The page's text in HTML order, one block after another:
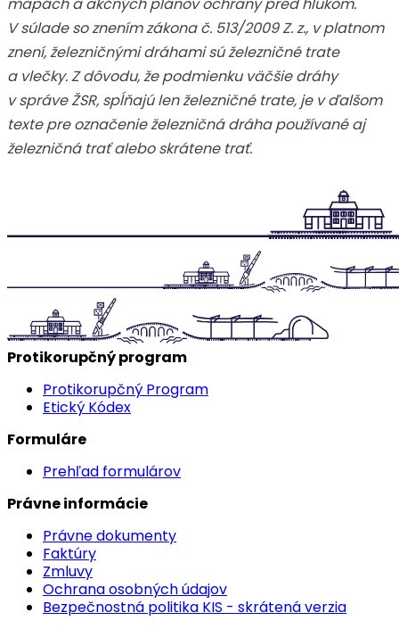
V súlade so znením zákona č. 513/2009 Z. z., v platnom
znení, železničnými dráhami sú železničné trate
a vlečky. Z dôvodu, že podmienku väčšie dráhy
v správe ŽSR, spĺňajú len železničné trate, je v ďalšom
texte pre označenie železničná dráha používané aj
železničná trať alebo skrátene trať.
Protikorupčný program
Protikorupčný Program
Etický Kódex
Formuláre
Prehľad formulárov
Právne informácie
Právne dokumenty
Faktúry
Zmluvy
Ochrana osobných údajov
Bezpečnostná politika KIS - skrátená verzia